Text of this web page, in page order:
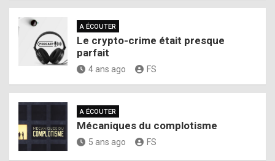
A ÉCOUTER
Le crypto-crime était presque
parfait
4 ans ago FS
A ÉCOUTER
Mécaniques du complotisme
5 ans ago FS